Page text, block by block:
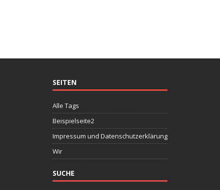
SEITEN
Alle Tags
Beispielseite2
Impressum und Datenschutzerklärung
Wir
SUCHE